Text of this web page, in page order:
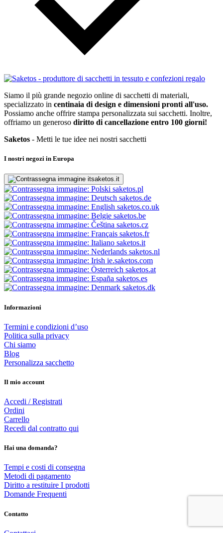
Siamo il più grande negozio online di sacchetti di materiali,
specializzato in centinaia di design e dimensioni pronti all'uso.
Possiamo anche offrire stampa personalizzata sui sacchetti. Inoltre,
offriamo un generoso diritto di cancellazione entro 100 giorni!
Saketos - Metti le tue idee nei nostri sacchetti
I nostri negozi in Europa
saketos.it
saketos.pl
saketos.de
saketos.co.uk
saketos.be
saketos.cz
saketos.fr
saketos.it
saketos.nl
ie.saketos.com
saketos.at
saketos.es
saketos.dk
Informazioni
Termini e condizioni d’uso
Politica sulla privacy
Chi siamo
Blog
Personalizza sacchetto
Il mio account
Accedi / Registrati
Ordini
Carrello
Recedi dal contratto qui
Hai una domanda?
Tempi e costi di consegna
Metodi di pagamento
Diritto a restituire I prodotti
Domande Frequenti
Contatto